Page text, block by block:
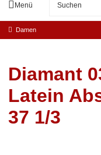
Menü
Damen
Diamant
Latein
37 1/3